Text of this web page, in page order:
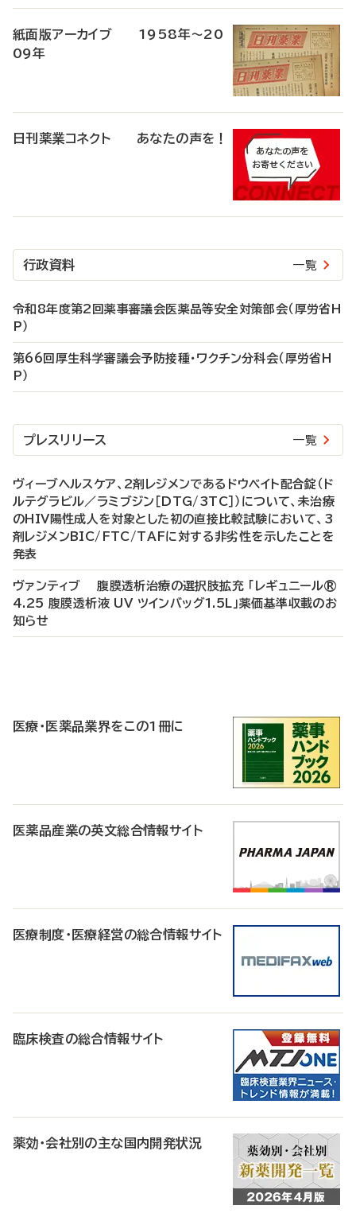
紙面版アーカイブ 1958年～20
09年
日刊薬業コネクト あなたの声を！
行政資料 一覧
令和8年度第2回薬事審議会医薬品等安全対策部会（厚労省H
P）
第66回厚生科学審議会予防接種・ワクチン分科会（厚労省H
P）
プレスリリース 一覧
ヴィーブヘルスケア、2剤レジメンであるドウベイト配合錠（ド
ルテグラビル／ラミブジン［DTG/3TC］）について、未治療
のHIV陽性成人を対象とした初の直接比較試験において、3
剤レジメンBIC/FTC/TAFに対する非劣性を示したことを
発表
ヴァンティブ 腹膜透析治療の選択肢拡充 「レギュニール®
4.25 腹膜透析液 UV ツインバッグ1.5L」薬価基準収載のお
知らせ
医療・医薬品業界をこの1冊に
医薬品産業の英文総合情報サイト
医療制度・医療経営の総合情報サイト
臨床検査の総合情報サイト
薬効・会社別の主な国内開発状況